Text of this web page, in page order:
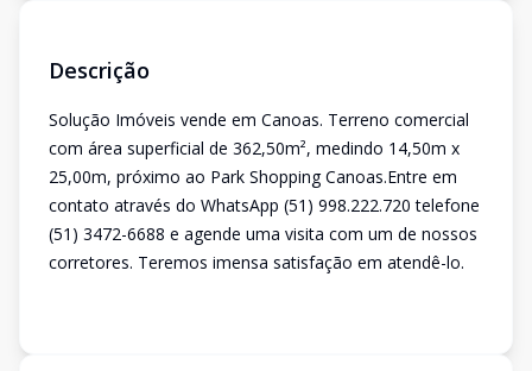
Descrição
Solução Imóveis vende em Canoas. Terreno comercial
com área superficial de 362,50m², medindo 14,50m x
25,00m, próximo ao Park Shopping Canoas.Entre em
contato através do WhatsApp (51) 998.222.720 telefone
(51) 3472-6688 e agende uma visita com um de nossos
corretores. Teremos imensa satisfação em atendê-lo.